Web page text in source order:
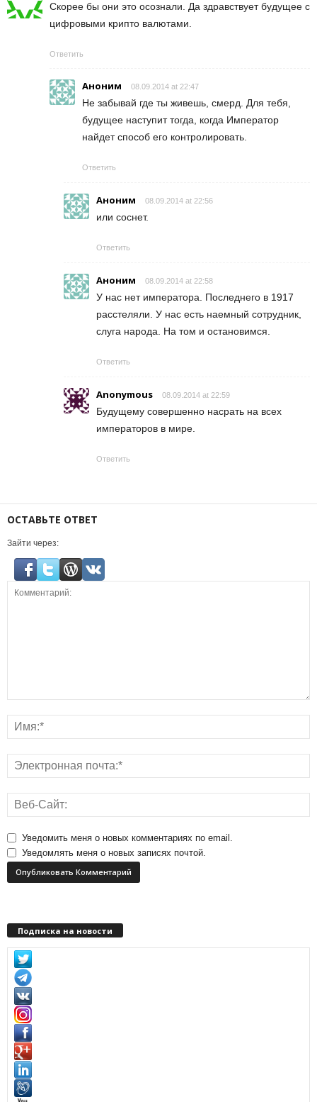
Скорее бы они это осознали. Да здравствует будущее с
цифровыми крипто валютами.
Ответить
Аноним 08.09.2014 at 22:47
Не забывай где ты живешь, смерд. Для тебя,
будущее наступит тогда, когда Император
найдет способ его контролировать.
Ответить
Аноним 08.09.2014 at 22:56
или соснет.
Ответить
Аноним 08.09.2014 at 22:58
У нас нет императора. Последнего в 1917
расстеляли. У нас есть наемный сотрудник,
слуга народа. На том и остановимся.
Ответить
Anonymous 08.09.2014 at 22:59
Будущему совершенно насрать на всех
императоров в мире.
Ответить
ОСТАВЬТЕ ОТВЕТ
Зайти через:
Уведомить меня о новых комментариях по email.
Уведомлять меня о новых записях почтой.
Подписка на новости